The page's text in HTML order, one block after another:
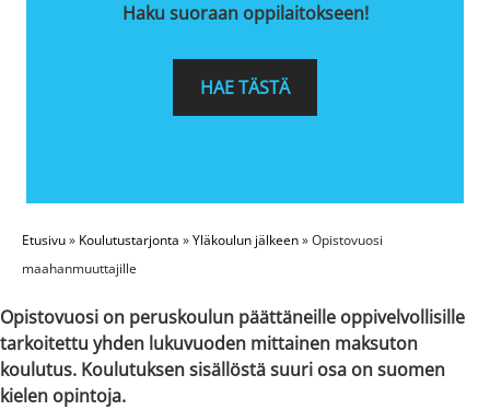
Haku suoraan oppilaitokseen!
HAE TÄSTÄ
Etusivu» Koulutustarjonta »Yläkoulun jälkeen»Opistovuosi
maahanmuuttajille
Opistovuosi on peruskoulun päättäneille oppivelvollisille
tarkoitettu yhden lukuvuoden mittainen maksuton
koulutus. Koulutuksen sisällöstä suuri osa on suomen
kielen opintoja.